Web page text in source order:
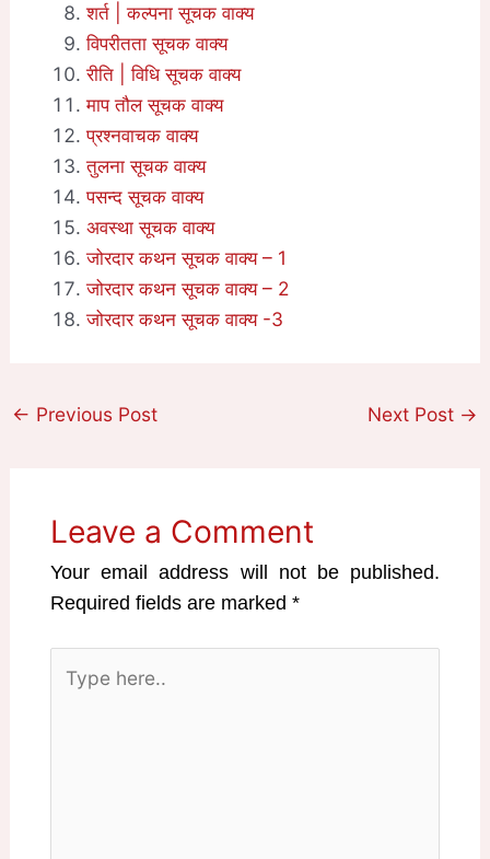
शर्त | कल्पना सूचक वाक्य
विपरीतता सूचक वाक्य
रीति | विधि सूचक वाक्य
माप तौल सूचक वाक्य
प्रश्नवाचक वाक्य
तुलना सूचक वाक्य
पसन्द सूचक वाक्य
अवस्था सूचक वाक्य
जोरदार कथन सूचक वाक्य – 1
जोरदार कथन सूचक वाक्य – 2
जोरदार कथन सूचक वाक्य -3
← Previous Post Next Post →
Leave a Comment
Your email address will not be published.
Required fields are marked*
here..